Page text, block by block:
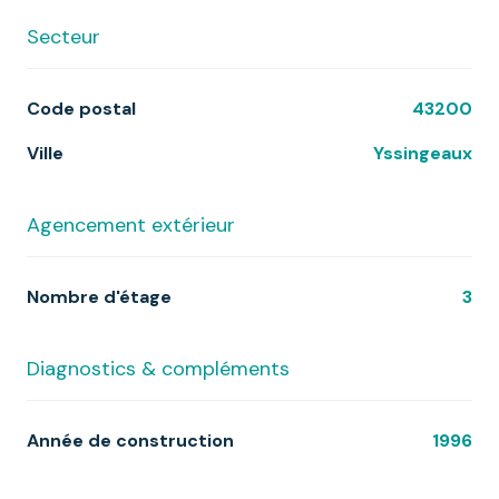
Secteur
Code postal
43200
Ville
Yssingeaux
Agencement extérieur
Nombre d'étage 3
Diagnostics & compléments
Année de construction 1996